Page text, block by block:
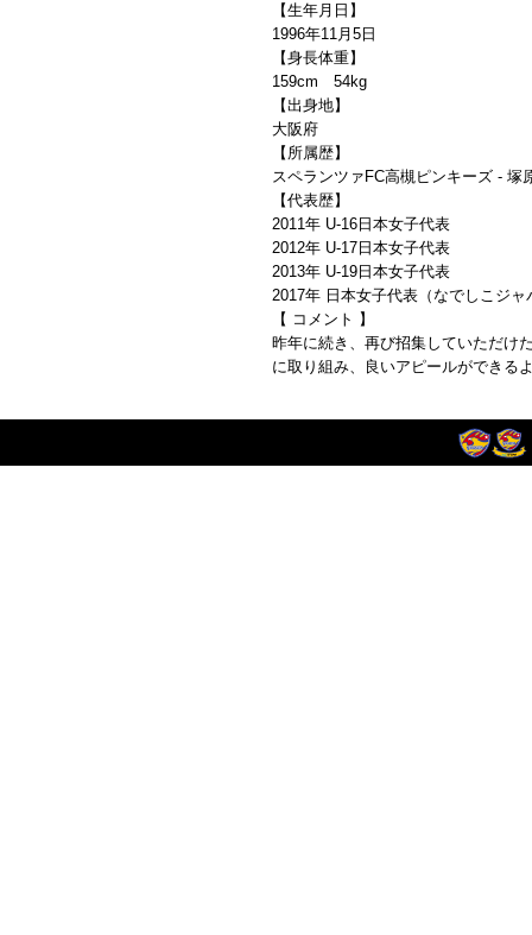
【生年月日】
1996年11月5日
【身長体重】
159cm 54kg
【出身地】
大阪府
【所属歴】
スペランツァFC高槻ピンキーズ -
【代表歴】
2011年 U-16日本女子代表
2012年 U-17日本女子代
2013年 U-19日本女子代表
2017年 日本女子代表（なでしこジャ
【 コメント 】
昨年に続き、再び招集していただけ
に取り組み、良いアピールができる